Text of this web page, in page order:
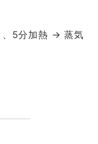
、5分加熱 → 蒸気